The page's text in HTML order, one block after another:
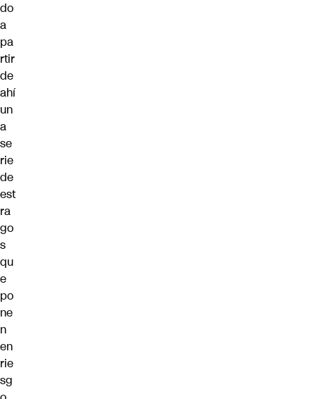
do
a
pa
rtir
de
ahí
un
a
se
rie
de
est
ra
go
s
qu
e
po
ne
n
en
rie
sg